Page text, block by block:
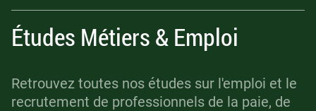
Études Métiers & Emploi
Retrouvez toutes nos études sur l'emploi et le
recrutement de professionnels de la paie, de